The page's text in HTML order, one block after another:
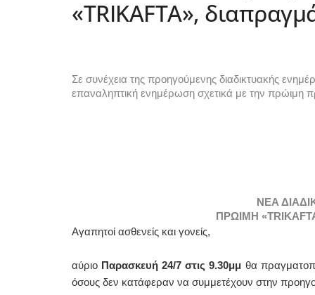
«TRIKAFTA»,
Σε συνέχεια της προηγούμενης διαδικτυακής
επαναληπτική ενημέρωση σχετικά με την πρώιμη
ΝΕΑ
ΠΡΩΙΜΗ
Αγαπητοί ασθενείς και γονείς,
αύριο Παρασκευή 24/7 στις 9.30μμ θα
όσους δεν κατάφεραν να συμμετέχουν στην